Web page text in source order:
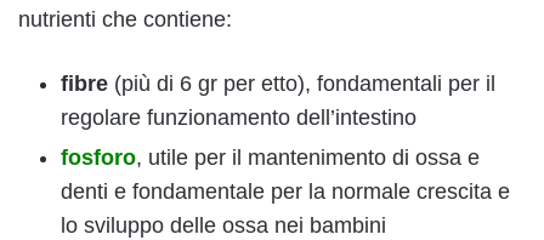
nutrienti che contiene:
fibre (più di 6 gr per etto), fondamentali per il
regolare funzionamento dell’intestino
fosforo, utile per il mantenimento di ossa e
denti e fondamentale per la normale crescita e
lo sviluppo delle ossa nei bambini